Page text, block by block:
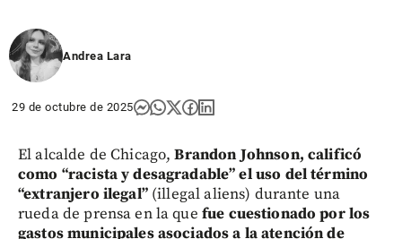
Andrea Lara
29 de octubre de 2025
El alcalde de Chicago, Brandon Johnson, calificó
como “racista y desagradable” el uso del término
“extranjero ilegal”(illegal aliens) durante una
rueda de prensa en la que fue cuestionado por los
gastos municipales asociados a la atención de